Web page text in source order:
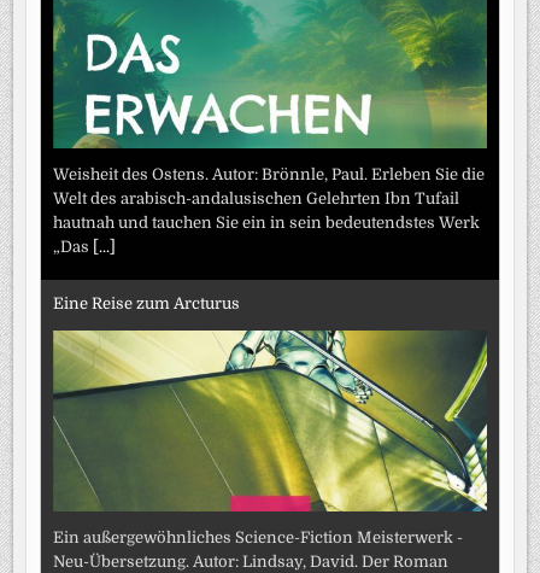
Weisheit des Ostens. Autor: Brönnle, Paul. Erleben Sie die
Welt des arabisch-andalusischen Gelehrten Ibn Tufail
hautnah und tauchen Sie ein in sein bedeutendstes Werk
„Das [...]
Eine Reise zum Arcturus
Ein außergewöhnliches Science-Fiction Meisterwerk -
Neu-Übersetzung. Autor: Lindsay, David. Der Roman